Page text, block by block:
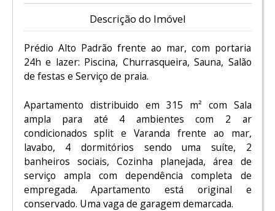
Descrição do Imóvel
Prédio Alto Padrão frente ao mar, com portaria
24h e lazer: Piscina, Churrasqueira, Sauna, Salão
de festas e Serviço de praia.
Apartamento distribuido em 315 m² com Sala
ampla para até 4 ambientes com 2 ar
condicionados split e Varanda frente ao mar,
lavabo, 4 dormitórios sendo uma suíte, 2
banheiros sociais, Cozinha planejada, área de
serviço ampla com dependência completa de
empregada. Apartamento está original e
conservado. Uma vaga de garagem demarcada.